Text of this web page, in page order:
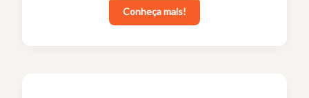
Conheça mais!